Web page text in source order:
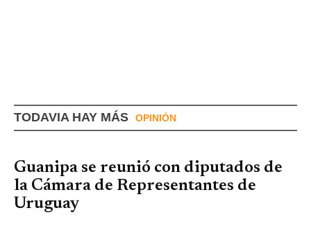
TODAVIA HAY MÁS OPINIÓN
Guanipa se reunió con diputados de
la Cámara de Representantes de
Uruguay